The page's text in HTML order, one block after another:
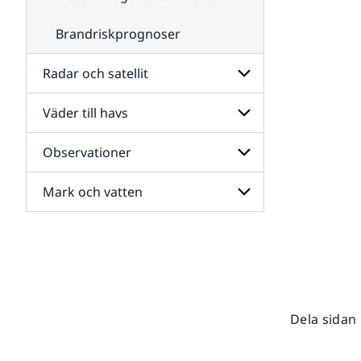
Brandriskprognoser
Radar och satellit
Undersidor
för
Radar
och
satellit
Väder till havs
Undersidor
för
Väder
till
havs
Observationer
Undersidor
för
Mark och vatten
Dela sidan